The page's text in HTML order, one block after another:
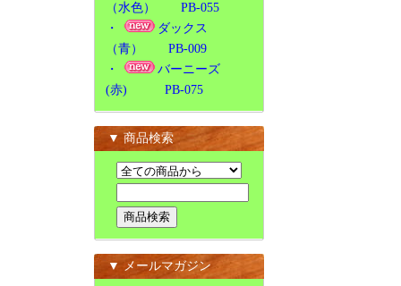
（水色） PB-055
・
ダックス
（青） PB-009
・
バーニーズ
(赤) PB-075
▼ 商品検索
▼ メールマガジン